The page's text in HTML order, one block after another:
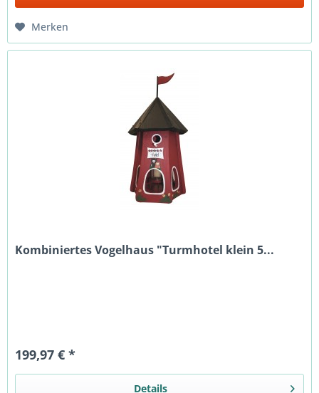
Merken
Kombiniertes Vogelhaus "Turmhotel klein 5...
199,97 € *
Details